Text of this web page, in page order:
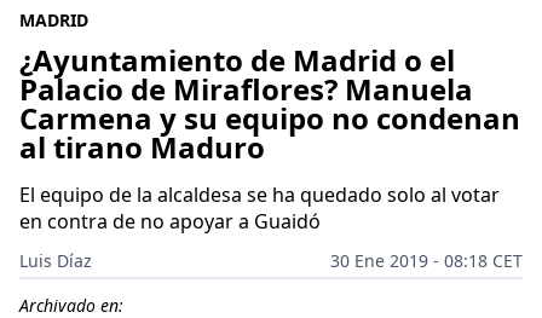
MADRID
¿Ayuntamiento de Madrid o el
Palacio de Miraflores? Manuela
Carmena y su equipo no condenan
al tirano Maduro
El equipo de la alcaldesa se ha quedado solo al votar
en contra de no apoyar a Guaidó
Luis Díaz
30 Ene 2019 - 08:18 CET
Archivado en: